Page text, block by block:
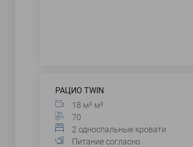
РАЦИО TWIN
18 м² м²
70
2 односпальные кровати
Питание согласно